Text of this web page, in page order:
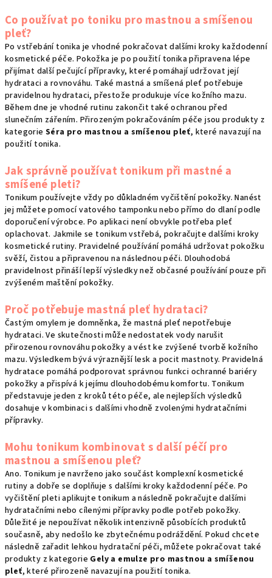
Co používat po toniku pro mastnou a smíšenou
pleť?
Po vstřebání tonika je vhodné pokračovat dalšími kroky každodenní
kosmetické péče. Pokožka je po použití tonika připravena lépe
přijímat další pečující přípravky, které pomáhají udržovat její
hydrataci a rovnováhu. Také mastná a smíšená pleť potřebuje
pravidelnou hydrataci, přestože produkuje více kožního mazu.
Během dne je vhodné rutinu zakončit také ochranou před
slunečním zářením. Přirozeným pokračováním péče jsou produkty z
kategorieSéra pro mastnou a smíšenou pleť, které navazují na
použití tonika.
Jak správně používat tonikum při mastné a
smíšené pleti?
Tonikum používejte vždy po důkladném vyčištění pokožky. Nanést
jej můžete pomocí vatového tamponku nebo přímo do dlaní podle
doporučení výrobce. Po aplikaci není obvykle potřeba pleť
oplachovat. Jakmile se tonikum vstřebá, pokračujte dalšími kroky
kosmetické rutiny. Pravidelné používání pomáhá udržovat pokožku
svěží, čistou a připravenou na následnou péči. Dlouhodobá
pravidelnost přináší lepší výsledky než občasné používání pouze při
zvýšeném maštění pokožky.
Proč potřebuje mastná pleť hydrataci?
Častým omylem je domněnka, že mastná pleť nepotřebuje
hydrataci. Ve skutečnosti může nedostatek vody narušit
přirozenou rovnováhu pokožky a vést ke zvýšené tvorbě kožního
mazu. Výsledkem bývá výraznější lesk a pocit mastnoty. Pravidelná
hydratace pomáhá podporovat správnou funkci ochranné bariéry
pokožky a přispívá k jejímu dlouhodobému komfortu. Tonikum
představuje jeden z kroků této péče, ale nejlepších výsledků
dosahuje v kombinaci s dalšími vhodně zvolenými hydratačními
přípravky.
Mohu tonikum kombinovat s další péčí pro
mastnou a smíšenou pleť?
Ano. Tonikum je navrženo jako součást komplexní kosmetické
rutiny a dobře se doplňuje s dalšími kroky každodenní péče. Po
vyčištění pleti aplikujte tonikum a následně pokračujte dalšími
hydratačními nebo cílenými přípravky podle potřeb pokožky.
Důležité je nepoužívat několik intenzivně působících produktů
současně, aby nedošlo ke zbytečnému podráždění. Pokud chcete
následně zařadit lehkou hydratační péči, můžete pokračovat také
produkty z kategorie Gely a emulze pro mastnou a smíšenou
pleť, které přirozeně navazují na použití tonika.